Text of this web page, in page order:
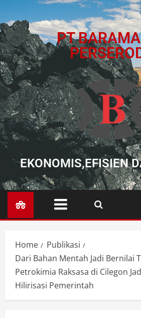
PT
EKONOMIS,EFISIEN
Home
Publikasi
Dari Bahan Mentah Jadi Bernilai
Petrokimia Raksasa di Cilegon
Hilirisasi Pemerintah